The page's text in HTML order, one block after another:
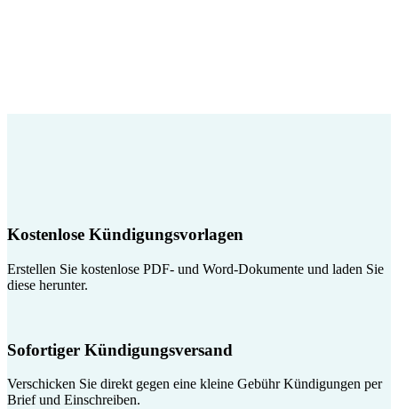
Kostenlose Kündigungsvorlagen
Erstellen Sie kostenlose PDF- und Word-Dokumente und laden Sie
diese herunter.
Sofortiger Kündigungsversand
Verschicken Sie direkt gegen eine kleine Gebühr Kündigungen per
Brief und Einschreiben.